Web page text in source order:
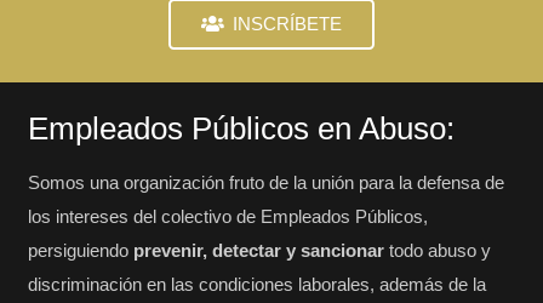
INSCRÍBETE
Empleados Públicos en Abuso:
Somos una organización fruto de la unión para la defensa de
los intereses del colectivo de Empleados Públicos,
persiguiendo prevenir, detectar y sancionartodo abuso y
discriminación en las condiciones laborales, además de la